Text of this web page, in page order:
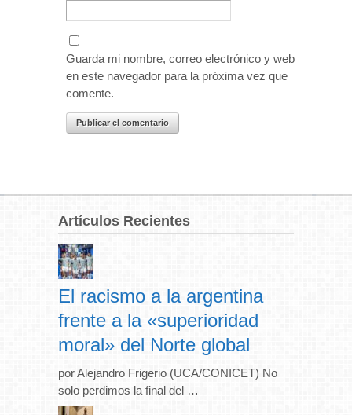
Guarda mi nombre, correo electrónico y web
en este navegador para la próxima vez que
comente.
Artículos Recientes
El racismo a la argentina
frente a la «superioridad
moral» del Norte global
por Alejandro Frigerio (UCA/CONICET) No
solo perdimos la final del …